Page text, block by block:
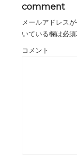
comment
メールアドレス
いている欄は必
コメント